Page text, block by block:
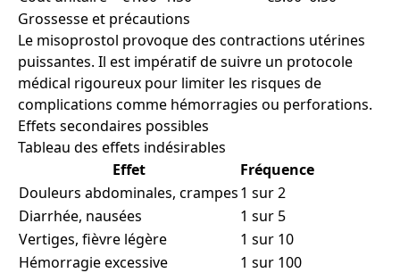
Grossesse et précautions
Le misoprostol provoque des contractions utérines
puissantes. Il est impératif de suivre un protocole
médical rigoureux pour limiter les risques de
complications comme hémorragies ou perforations.
Effets secondaires possibles
Tableau des effets indésirables
Effet
Fréquence
Douleurs abdominales, crampes1 sur 2
Diarrhée, nausées
1 sur 5
Vertiges, fièvre légère
1 sur 10
Hémorragie excessive
1 sur 100